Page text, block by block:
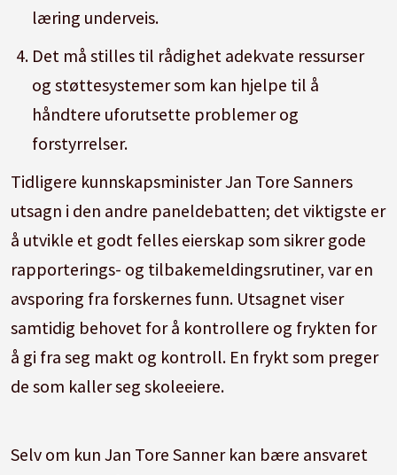
læring underveis.
Det må stilles til rådighet adekvate ressurser
og støttesystemer som kan hjelpe til å
håndtere uforutsette problemer og
forstyrrelser.
Tidligere kunnskapsminister Jan Tore Sanners
utsagn i den andre paneldebatten; det viktigste er
å utvikle et godt felles eierskap som sikrer gode
rapporterings- og tilbakemeldingsrutiner, var en
avsporing fra forskernes funn. Utsagnet viser
samtidig behovet for å kontrollere og frykten for
å gi fra seg makt og kontroll. En frykt som preger
de som kaller seg skoleeiere.
Selv om kun Jan Tore Sanner kan bære ansvaret